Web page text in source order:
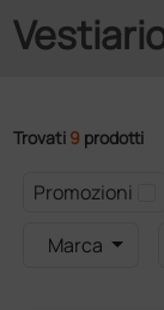
Trovati 9 prodotti
Promozioni
Marca